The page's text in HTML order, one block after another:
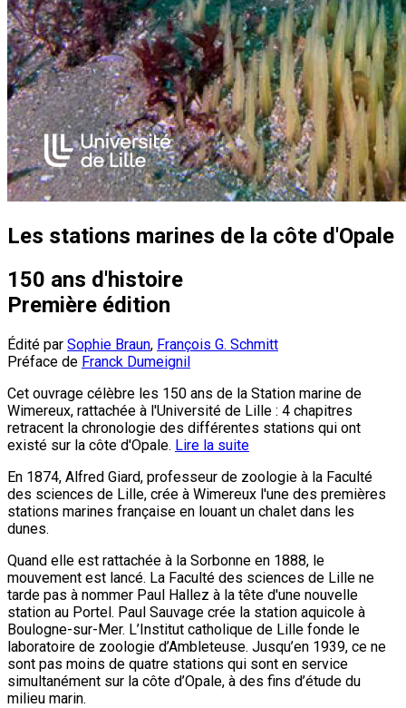
Les stations marines de la côte d'Opale
150 ans d'histoire
Première édition
Édité par Sophie Braun, François G. Schmitt
Préface de Franck Dumeignil
Cet ouvrage célèbre les 150 ans de la Station marine de
Wimereux, rattachée à l'Université de Lille : 4 chapitres
retracent la chronologie des différentes stations qui ont
existé sur la côte d'Opale. Lire la suite
En 1874, Alfred Giard, professeur de zoologie à la Faculté
des sciences de Lille, crée à Wimereux l'une des premières
stations marines française en louant un chalet dans les
dunes.
Quand elle est rattachée à la Sorbonne en 1888, le
mouvement est lancé. La Faculté des sciences de Lille ne
tarde pas à nommer Paul Hallez à la tête d'une nouvelle
station au Portel. Paul Sauvage crée la station aquicole à
Boulogne-sur-Mer. L’Institut catholique de Lille fonde le
laboratoire de zoologie d’Ambleteuse. Jusqu’en 1939, ce ne
sont pas moins de quatre stations qui sont en service
simultanément sur la côte d’Opale, à des fins d’étude du
milieu marin.